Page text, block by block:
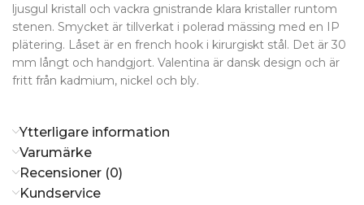
ljusgul kristall och vackra gnistrande klara kristaller runtom
stenen. Smycket är tillverkat i polerad mässing med en IP
plätering. Låset är en french hook i kirurgiskt stål. Det är 30
mm långt och handgjort. Valentina är dansk design och är
fritt från kadmium, nickel och bly.
Ytterligare information
Varumärke
Recensioner (0)
Kundservice